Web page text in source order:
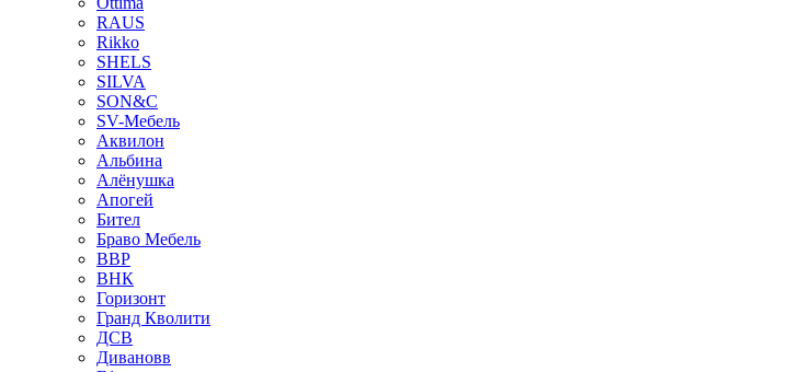
RAUS
Rikko
SHELS
SILVA
SON&C
SV-Мебель
Аквилон
Альбина
Алёнушка
Апогей
Бител
Браво Мебель
ВВР
ВНК
Горизонт
Гранд Кволити
ДСВ
Дивановв